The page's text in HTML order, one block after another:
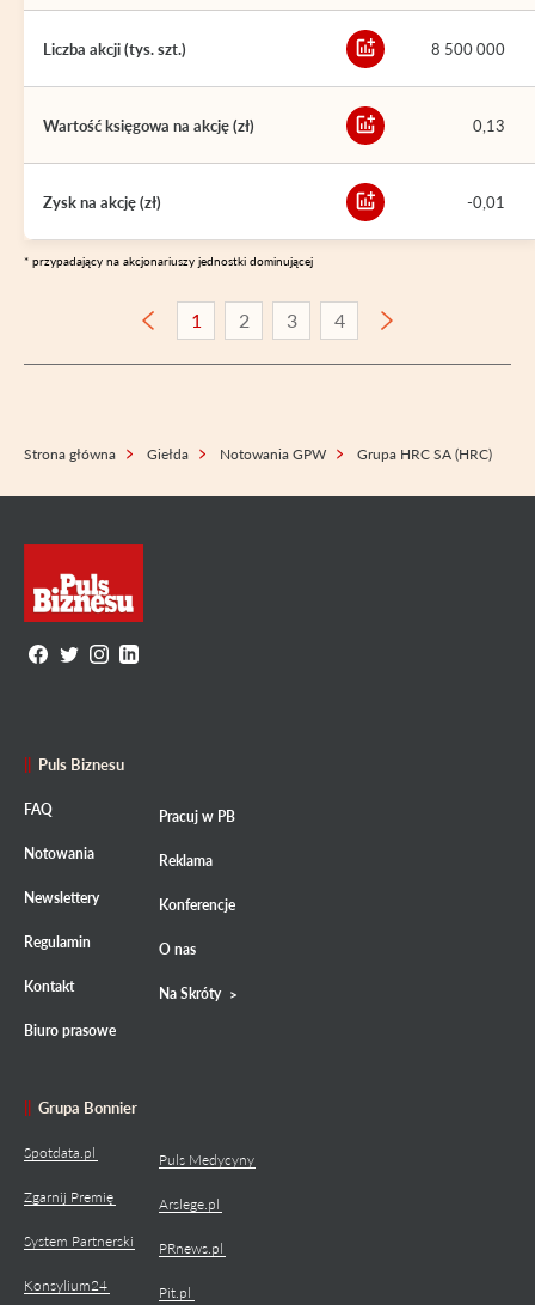
Liczba akcji (tys. szt.) 8 500 000
Wartość księgowa na akcję (zł) 0,13
Zysk na akcję (zł) -0,01
* przypadający na akcjonariuszy jednostki dominującej
1 2 3 4
Strona główna Giełda Notowania GPW Grupa HRC SA (HRC)
Puls Biznesu
FAQ
Notowania
Newslettery
Regulamin
Kontakt
Biuro prasowe
Pracuj w PB
Reklama
Konferencje
O nas
Na Skróty
Grupa Bonnier
Spotdata.pl
Zgarnij Premię
System Partnerski
Konsylium24
Puls Medycyny
Arslege.pl
PRnews.pl
Pit.pl